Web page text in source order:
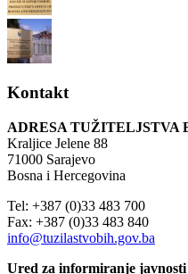
Kontakt
ADRESA TUŽITELJSTVA
Kraljice Jelene 88
71000 Sarajevo
Bosna i Hercegovina
Tel: +387 (0)33 483 700
Fax: +387 (0)33 483 840
info@tuzilastvobih.gov.ba
Ured za informiranje javnosti